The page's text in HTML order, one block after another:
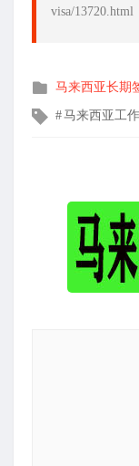
visa/13720.html
发
在
马来西亚长期
文马来西亚工